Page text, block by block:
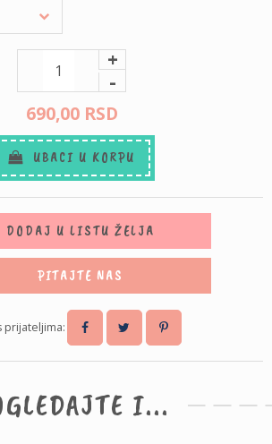
+
-
690,00 RSD
UBACI U KORPU
DODAJ U LISTU ŽELJA
PITAJTE NAS
prijateljima:
I...